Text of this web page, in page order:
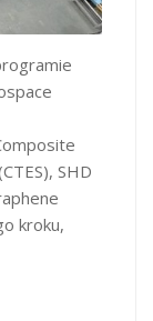
SHD
kroku,